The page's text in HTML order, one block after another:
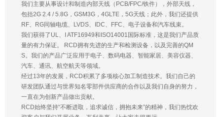
我们主要从事设计和制造内部天线（PCB/FPC/铁件），外部天线，
包括2G 2.4 / 5.8G，GSM3G，4GLTE，5G天线；此外，我们还提供
RF、RG同轴电缆、LVDS、IDC、FFC、电子设备和汽车线束。
我们获得了UL、I ATF16949和ISO14001国际标准，这是我们产品质
量的有力保证。 RCD拥有先进的生产和检测设备，以及完善的QM
S。我们的产品广泛应用于电子、数码电器、智能家居、美容仪器、
汽车、通讯、航空航天等领域。
经过13年的发展，RCD积累了多项核心加工制造技术。我们自己的
研发团队通过与世界知名零部件供应商的合作以及我们自身的努力，
一直在为创新产品做出贡献。
RCD始终坚持“不断进取，追求诚信，拥抱未来”的精神，我们热忱欢